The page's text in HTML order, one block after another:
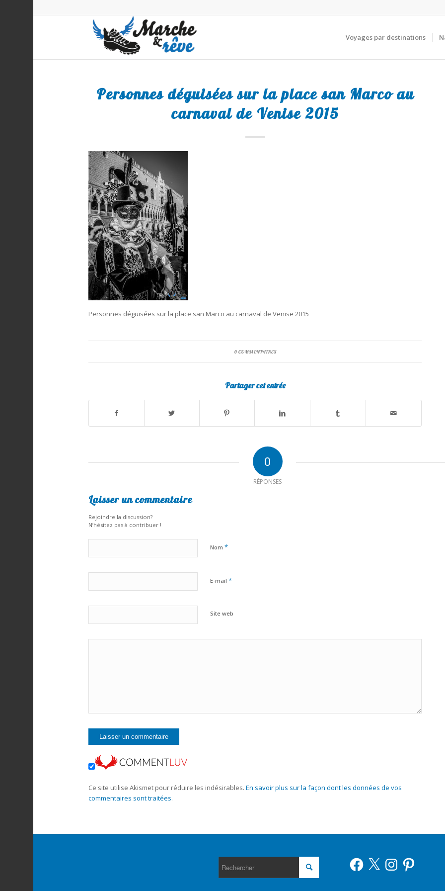
Voyages par destinations
Personnes déguisées sur la place san Marco au
carnaval de Venise 2015
Personnes déguisées sur la place san Marco au carnaval de Venise 2015
0 COMMENTAIRES
Partager cet entrée
0
RÉPONSES
Laisser un commentaire
Rejoindre la discussion?
N’hésitez pas à contribuer !
Nom *
E-mail *
Site web
Ce site utilise Akismet pour réduire les indésirables. En savoir plus sur la façon dont les données de vos
commentaires sont traitées.
Facebook
X InstagramPinterest